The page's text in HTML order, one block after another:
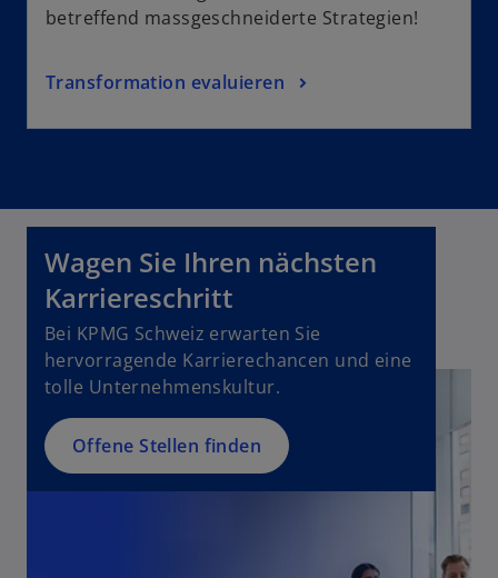
betreffend massgeschneiderte Strategien!
Transformation evaluieren
Wagen Sie Ihren nächsten
Karriereschritt
Bei KPMG Schweiz erwarten Sie
hervorragende Karrierechancen und eine
tolle Unternehmenskultur.
Offene Stellen finden